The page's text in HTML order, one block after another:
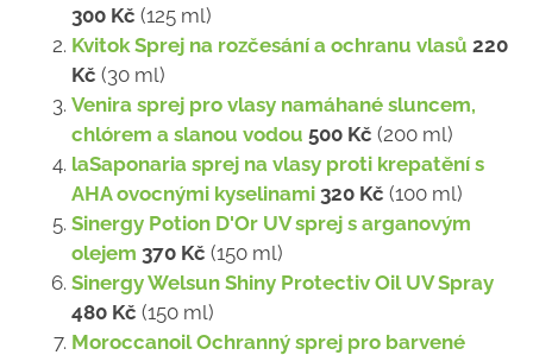
300 Kč (125 ml)
Kvitok Sprej na rozčesání a ochranu vlasů 220
Kč (30 ml)
Venira sprej pro vlasy namáhané sluncem,
chlórem a slanou vodou 500 Kč (200 ml)
laSaponaria sprej na vlasy proti krepatění s
AHA ovocnými kyselinami 320 Kč (100 ml)
Sinergy Potion D'Or UV sprej s arganovým
olejem 370 Kč (150 ml)
Sinergy Welsun Shiny Protectiv Oil UV Spray
480 Kč (150 ml)
Moroccanoil Ochranný sprej pro barvené